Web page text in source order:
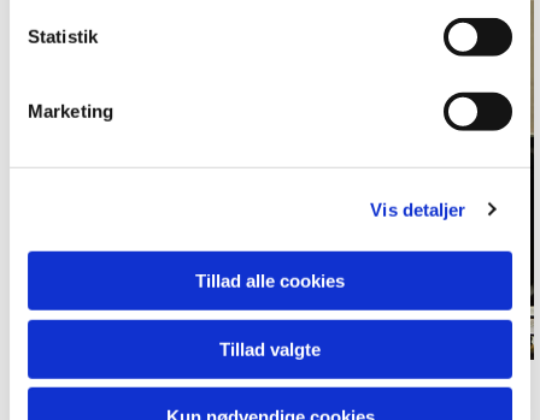
Statistik
Marketing
Vis detaljer
Tillad alle cookies
Tillad valgte